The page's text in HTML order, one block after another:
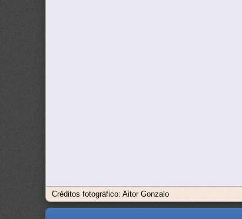
Créditos fotográfico: Aitor Gonzalo